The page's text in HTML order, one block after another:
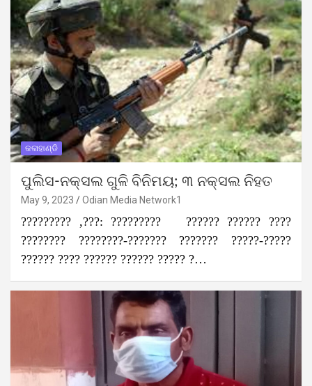
କଳାହାଣ୍ଡି
ପୁଲିସ-ନକ୍ସଲ ଗୁଳି ବିନିମୟ; ୩ ନକ୍ସଲ ନିହତ
May 9, 2023 Odian Media Network1
????????? ,???: ????????? ?????? ?????? ????
???????? ????????-??????? ??????? ?????-?????
?????? ???? ?????? ?????? ????? ?…